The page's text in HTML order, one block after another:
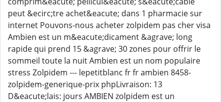
peut &ecirc;tre achet&eacute; dans 1 pharmacie sur
internet Pouvons-nous acheter zolpidem pas cher visa
Ambien est un m&eacute;dicament &agrave; long
rapide qui prend 15 &agrave; 30 zones pour offrir le
sommeil toute la nuit Ambien est un nom populaire
stress Zolpidem --- lepetitblanc fr fr ambien 8458-
zolpidem-generique-prix phpLivraison: 13
D&eacute;lais: jours AMBIEN zolpidem est un